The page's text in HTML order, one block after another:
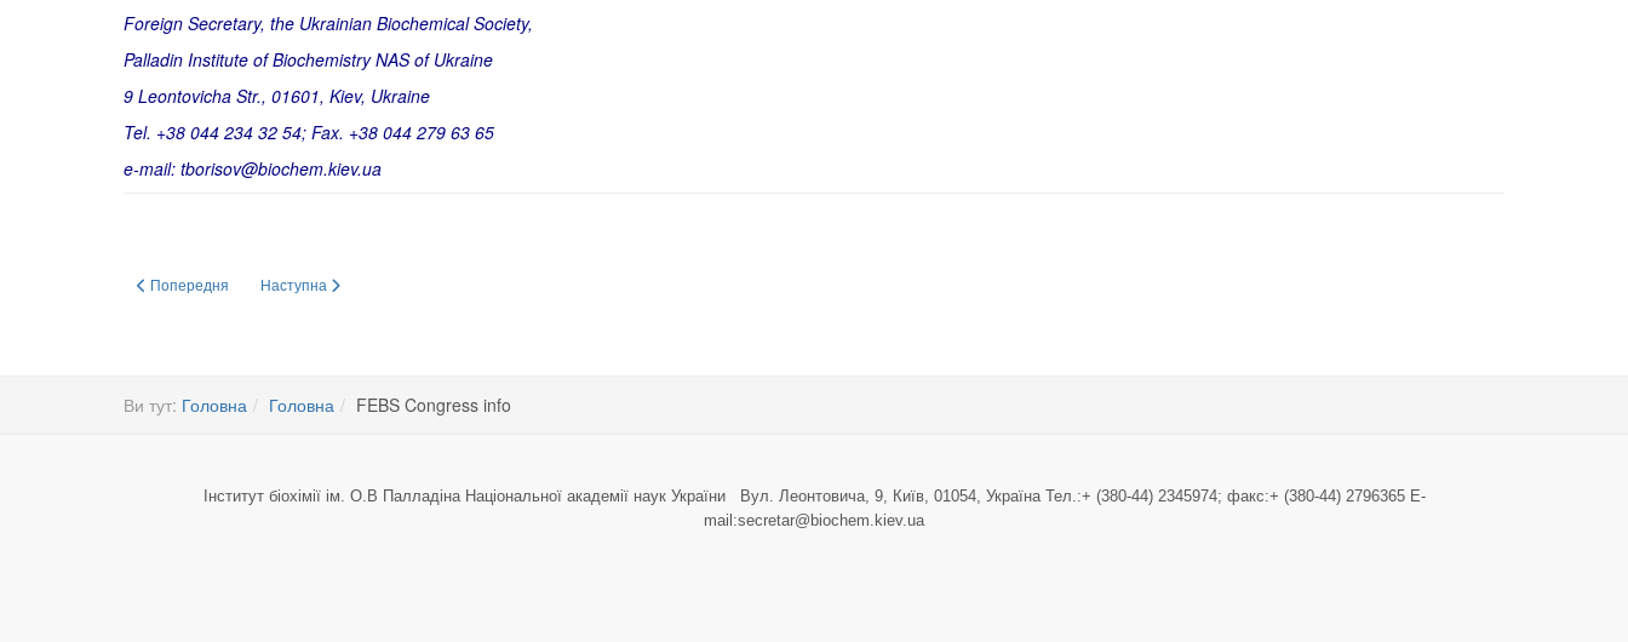
Foreign Secretary, the Ukrainian Biochemical Society,
Palladin Institute of Biochemistry NAS of Ukraine
9 Leontovicha Str., 01601, Kiev, Ukraine
Tel. +38 044 234 32 54; Fax. +38 044 279 63 65
e-mail: tborisov@biochem.kiev.ua
Попередня стаття: FEBS Advanced Lecture Course on Oncometabolism
Попередня Наступна стаття: Deadline for Abstract Submission to FEBS Congress is Fast Approaching
Наступна
Ви тут: Головна Головна FEBS Congress info
Інститут біохімії ім. О.В Палладіна Національної академії наук України Вул. Леонтовича, 9, Київ, 01054, Україна Тел.:+ (380-44) 2345974; факс:+ (380-44) 2796365 E-
mail:secretar@biochem.kiev.ua